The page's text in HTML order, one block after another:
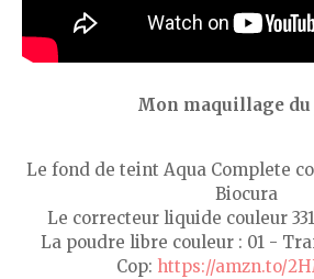
Mon maquillage
Le fond de teint Aqua Complete
Biocura
Le correcteur liquide couleur
La poudre libre couleur : 01 -
Cop: https://amzn.to/